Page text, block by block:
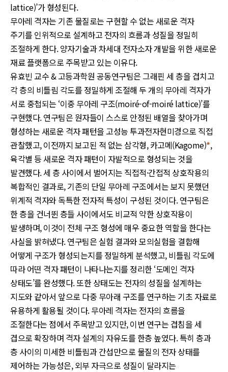
lattice)’가 형성된다.
무아레 격자는 기존 물질로는 구현할 수 없는 새로운 격자
주기를 인위적으로 설계하고 전자의 흐름과 성질을 정밀히
조절하게 한다. 양자기술과 차세대 전자소자 개발을 위한 새로운
재료 플랫폼으로 주목받고 있는 이유다.
유효빈 교수 & 고등과학원 공동연구팀은 그래핀 세 층을 겹치고
각 층의 비틀림 각도를 정밀하게 조절해 두 개의 무아레 격자가
서로 중첩되는 ‘이중 무아레 구조(moiré-of-moiré lattice)’를
구현했다. 연구팀은 원자들이 스스로 안정된 배열을 찾아가며
형성하는 새로운 격자 패턴을 고성능 투과전자현미경으로 직접
관찰했고, 이전까지 보고된 적 없는 삼각형, 카고메(Kagome)*,
육각별 등 새로운 격자 패턴이 자발적으로 형성되는 것을
발견했다. 세 층 사이에서 벌어지는 직접적·간접적 상호작용의
복합적인 결과로, 기존의 단일 무아레 구조에서는 보지 못했던
위계적 격자와 독특한 전자적 특성이 구성된 것이다. 연구팀은
한 층을 건너뛴 층들 사이에서도 비교적 약한 상호작용이
발생하며, 이것이 전체 구조 형성에 매우 중요한 역할을 한다는
사실을 밝혀냈다. 연구팀은 실험 결과와 모의실험을 결합해
어떻게 구조가 형성되는지를 정밀하게 분석했고, 비틀림 각도에
따라 어떤 격자 패턴이 나타나는지를 정리한 ‘도메인 격자
상태도’를 완성했다. 또한 상태도는 전자의 성질을 설계하는
지도와 같아서 앞으로 다중 무아래 구조를 연구하는 기초 자료로
유용하게 활용될 것이다. 무아레 격자는 전자의 흐름을
조절한다는 점에서 주목받고 있지만, 이번 연구는 겹침을 세
겹으로 확장하며 격자 설계의 자유도를 한층 높였다. 특히 층과
층 사이의 미세한 비틀림과 간섭만으로 물질의 전자 상태를
제어하는 가능성은, 외부 자극으로 성질이 달라지는